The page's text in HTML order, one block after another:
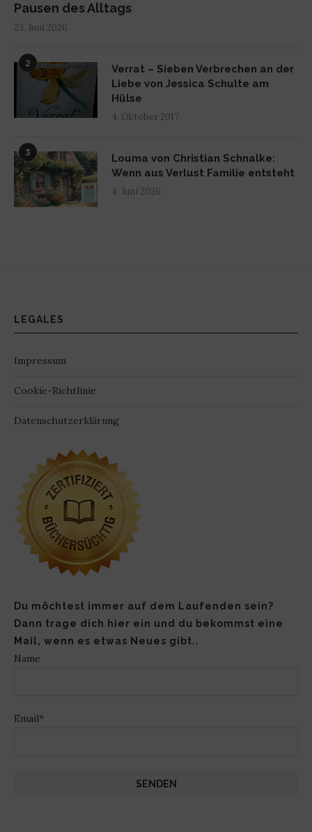
Pausen des Alltags
23. Juni 2026
2
Verrat – Sieben Verbrechen an der
Liebe von Jessica Schulte am
Hülse
4. Oktober 2017
3
Louma von Christian Schnalke:
Wenn aus Verlust Familie entsteht
4. Juni 2026
LEGALES
Impressum
Cookie-Richtlinie
Datenschutzerklärung
Du möchtest immer auf dem Laufenden sein?
Dann trage dich hier ein und du bekommst eine
Mail, wenn es etwas Neues gibt..
Name
Email*